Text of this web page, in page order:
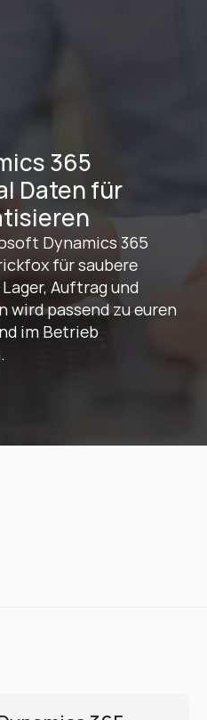
365
Daten für
Dynamics 365
für saubere
Auftrag und
wird passend zu euren
im Betrieb